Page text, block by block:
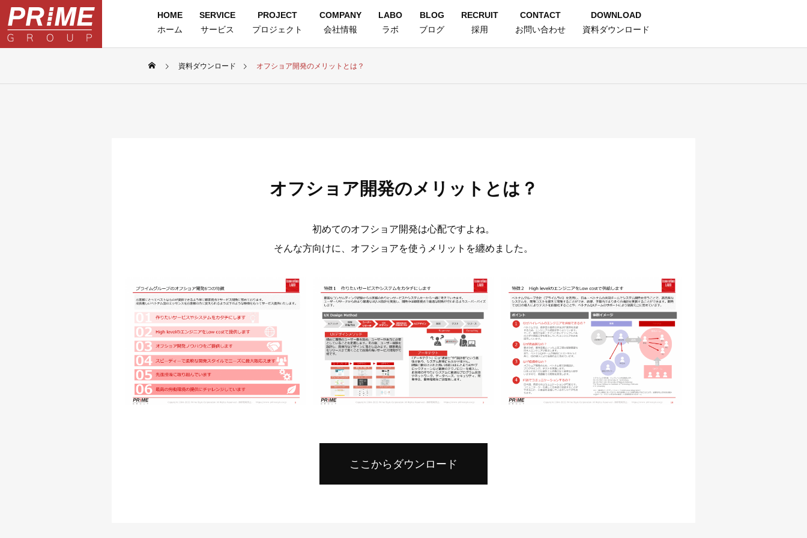
HOME
ホーム
SERVICE
サービス
PROJECT
プロジェクト
COMPANY
会社情報
LABO
ラボ
BLOG
ブログ
RECRUIT
採用
CONTACT
お問い合わせ
DOWNLOAD
資料ダウンロード
資料ダウンロード オフショア開発のメリットとは？
オフショア開発のメリットとは？
初めてのオフショア開発は心配ですよね。
そんな方向けに、オフショアを使うメリットを纏めました。
ここからダウンロード